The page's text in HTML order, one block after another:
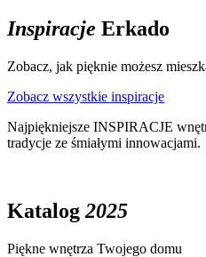
Inspiracje Erkado
Zobacz, jak pięknie możesz
Zobacz wszystkie inspiracje
Najpiękniejsze INSPIRACJE
tradycje ze śmiałymi innowacjami.
Katalog 2025
Piękne wnętrza Twojego domu